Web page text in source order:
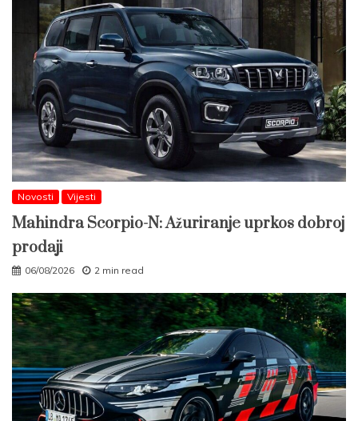
Novosti Vijesti
Mahindra Scorpio-N: Ažuriranje uprkos dobroj
prodaji
06/08/2026 2 min read